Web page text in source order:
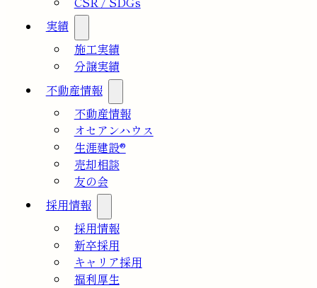
実績
施工実績
分譲実績
不動産情報
不動産情報
オセアンハウス
生涯建設®
売却相談
友の会
採用情報
採用情報
新卒採用
キャリア採用
福利厚生